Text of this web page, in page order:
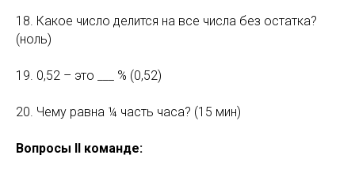
18. Какое число делится на все числа без остатка?
(ноль)
19. 0,52 – это ___ % (0,52)
20. Чему равна ¼ часть часа? (15 мин)
Вопросы II команде: